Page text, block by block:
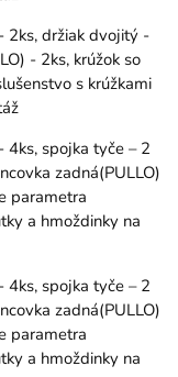
držiak dvojitý -
- 2ks, krúžok so
s krúžkami
spojka tyče – 2
zadná(PULLO)
parametra
a hmoždinky na
spojka tyče – 2
zadná(PULLO)
parametra
a hmoždinky na